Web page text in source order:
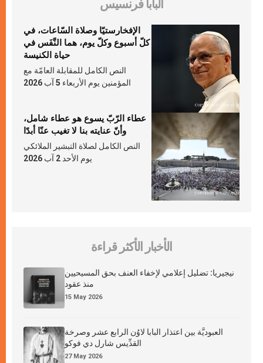
البابا فرنسيس
الإفخارستيّا وصلاة السّاعات، في
كلّ أسبوع وكلّ يوم، هما النَّفَس في
حياة الكنيسة
النص الكامل للمقابلة العامّة مع
المؤمنين يوم الأربعاء 5 آب 2026
عطاء الرّبّ يسوع هو عطاء شامل،
وأنّ عنايته بنا لا تغيب عنّا أبدًا
النص الكامل لصلاة التبشير الملائكي
يوم الأحد 2 آب 2026
الأخبار الأكثر قراءة
نيجيريا: تضليل إعلامي لإخفاء العنف بحق المسيحيين
منذ عقود
15 May 2026
العبوديَّة بين اعتذار البابا لاوُن الرابع عشر وصرخة
القدِّيس شارل دي فوكو
27 May 2026